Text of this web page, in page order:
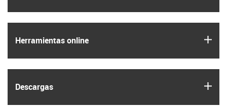
Herramientas online
Descargas